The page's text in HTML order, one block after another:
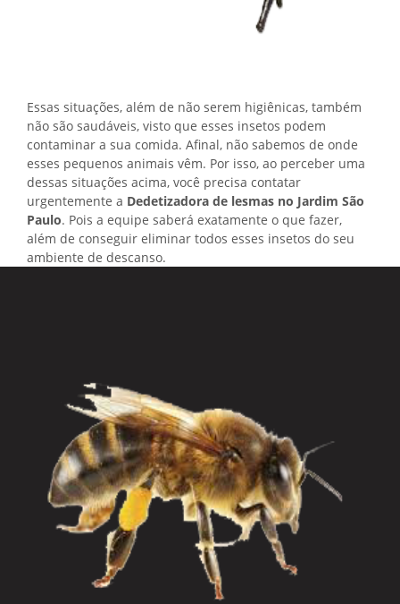
Essas situações, além de não serem higiênicas, também
não são saudáveis, visto que esses insetos podem
contaminar a sua comida. Afinal, não sabemos de onde
esses pequenos animais vêm. Por isso, ao perceber uma
dessas situações acima, você precisa contatar
urgentemente a Dedetizadora de lesmas no Jardim São
Paulo. Pois a equipe saberá exatamente o que fazer,
além de conseguir eliminar todos esses insetos do seu
ambiente de descanso.